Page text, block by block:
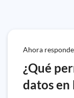
Ahora
¿Qué
datos en